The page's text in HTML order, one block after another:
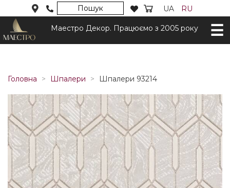
Пошук UA RU
Маестро Декор. Працюємо з 2005 року
Головна Шпалери Шпалери 93214